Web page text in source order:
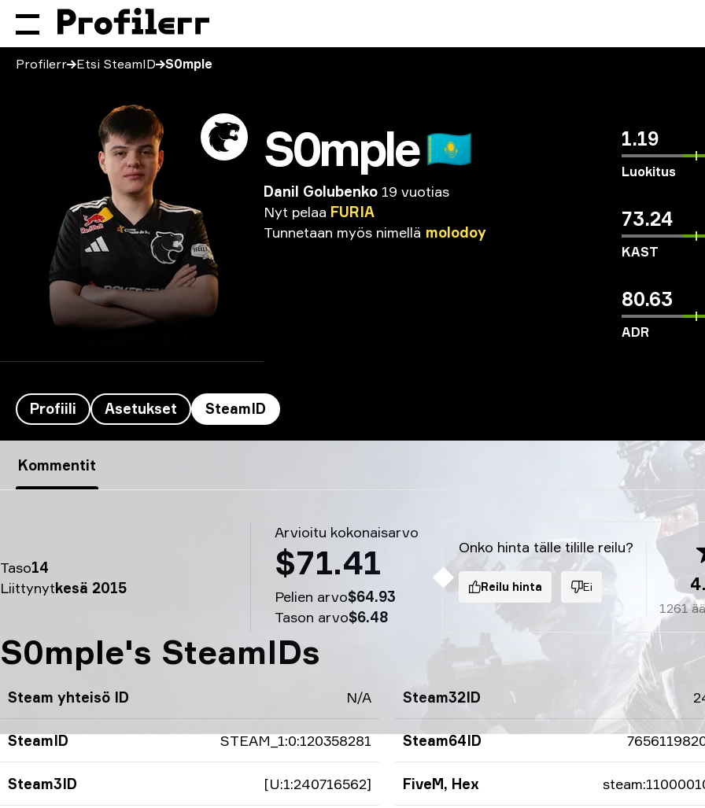
Profilerr Etsi SteamID S0mple
S0mple🇰🇿
Danil Golubenko 19 vuotias
Nyt pelaa FURIA
Tunnetaan myös nimellä molodoy
1.19
Luokitus
73.24
KAST
80.63
ADR
Profiili Asetukset SteamID
Kommentit
Taso14
Liittynytkesä 2015
Arvioitu kokonaisarvo
$71.41
Pelien arvo$64.93
Tason arvo$6.48
Onko hinta tälle tilille reilu?
Reilu hinta Ei
1261
S0mple's SteamIDs
Steam yhteisö ID N/A Steam32ID
SteamID STEAM_1:0:120358281 Steam64ID
Steam3ID [U:1:240716562] FiveM, Hex